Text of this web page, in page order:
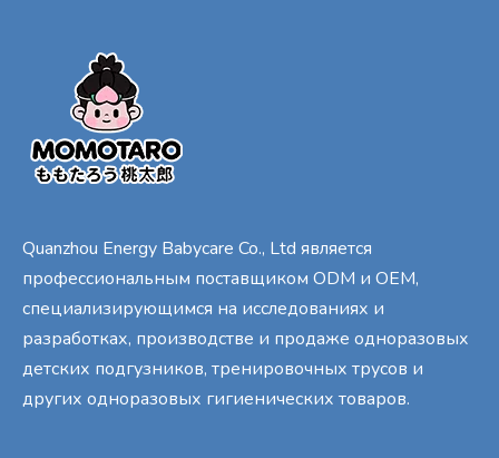
Quanzhou Energy Babycare Co., Ltd является
профессиональным поставщиком ODM и OEM,
специализирующимся на исследованиях и
разработках, производстве и продаже одноразовых
детских подгузников, тренировочных трусов и
других одноразовых гигиенических товаров.